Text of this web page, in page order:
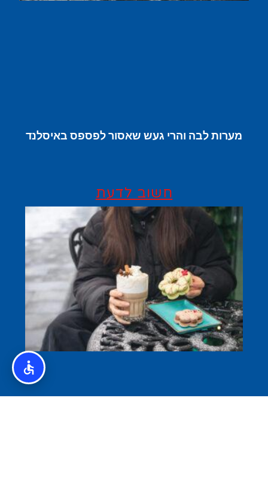
מערות לבה והרי געש שאסור לפספס באיסלנד
חשוב לדעת